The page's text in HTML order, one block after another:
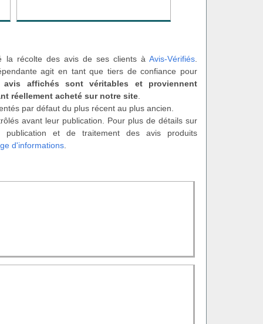
la récolte des avis de ses clients à Avis-Vérifiés.
agit en tant que tiers de confiance pour
avis affichés sont véritables et proviennent
réellement acheté sur notre site
par défaut du plus récent au plus ancien.
avant leur publication. Pour plus de détails sur
publication et de traitement des avis produits
d'informations